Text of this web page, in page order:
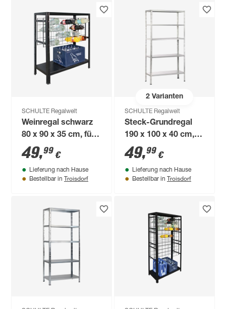
SCHULTE Regalwelt
Weinregal schwarz
80 x 90 x 35 cm, für
32 Flaschen
49,99 €
Lieferung nach Hause
Bestellbar in Troisdorf
2Varianten
SCHULTE Regalwelt
Steck-Grundregal
190 x 100 x 40 cm, 5
Böden, verzinkt,
Tragkraft 325 kg
49,99 €
Lieferung nach Hause
Bestellbar in Troisdorf